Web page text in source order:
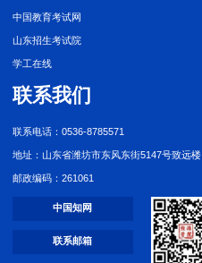
中国教育考试网
山东招生考试院
学工在线
联系我们
联系电话：0536-8785571
地址：山东省潍坊市东风东街5147号致远楼
邮政编码：261061
中国知网
联系邮箱